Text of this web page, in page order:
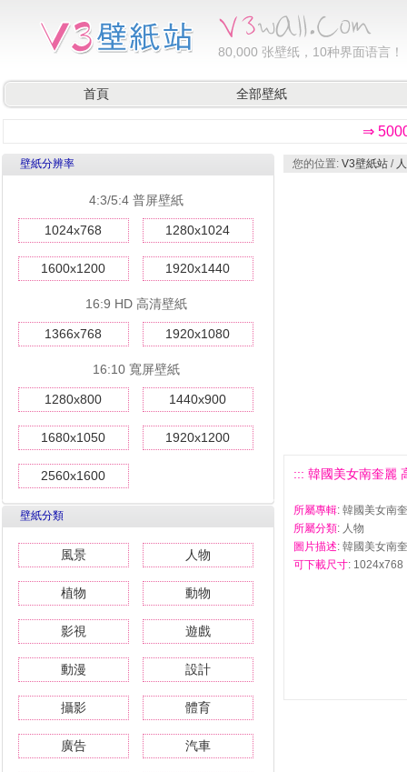
80,000 张壁纸，10种界面语言！
首頁 全部壁紙
⇒
壁紙分辨率
4:3/5:4 普屏壁紙
1024x768 1280x1024
1600x1200 1920x1440
16:9 HD 高清壁紙
1366x768 1920x1080
16:10 寬屏壁紙
1280x800 1440x900
1680x1050 1920x1200
2560x1600
壁紙分類
風景 人物
植物 動物
影視 遊戲
動漫 設計
攝影 體育
廣告 汽車
您的位置: V3壁紙站 /
::: 韓國美女南奎麗
所屬專輯: 韓國美女南
所屬分類: 人物
圖片描述: 韓國美女南
可下載尺寸: